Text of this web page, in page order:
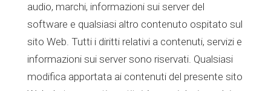
audio, marchi, informazioni sui server del
software e qualsiasi altro contenuto ospitato sul
sito Web. Tutti i diritti relativi a contenuti, servizi e
informazioni sui server sono riservati. Qualsiasi
modifica apportata ai contenuti del presente sito